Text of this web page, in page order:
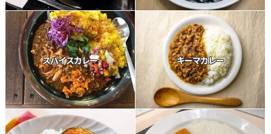
スパイスカレー キーマカレー